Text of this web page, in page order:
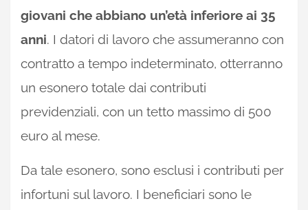
giovani che abbiano un’età inferiore ai 35
anni. I datori di lavoro che assumeranno con
contratto a tempo indeterminato, otterranno
un esonero totale dai contributi
previdenziali, con un tetto massimo di 500
euro al mese.
Da tale esonero, sono esclusi i contributi per
infortuni sul lavoro. I beneficiari sono le